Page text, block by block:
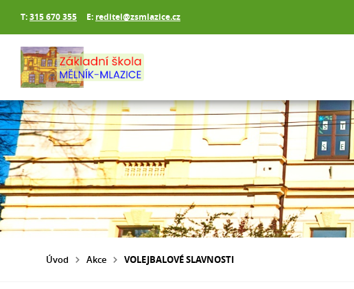
T:315 670 355 E: reditel@zsmlazice.cz
Úvod Akce VOLEJBALOVÉ SLAVNOSTI